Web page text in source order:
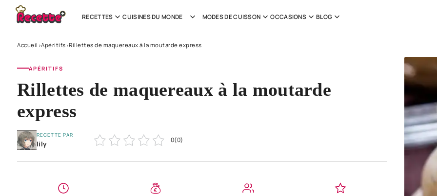
RECETTES CUISINES DU MONDE MODES DE CUISSON OCCASIONS BLOG
Accueil ›Apéritifs ›Rillettes de maquereaux à la moutarde express
APÉRITIFS
Rillettes de maquereaux à la moutarde
express
RECETTE PAR
lily 0(0)